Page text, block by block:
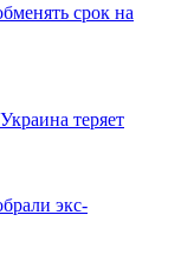
срок на
теряет
экс-